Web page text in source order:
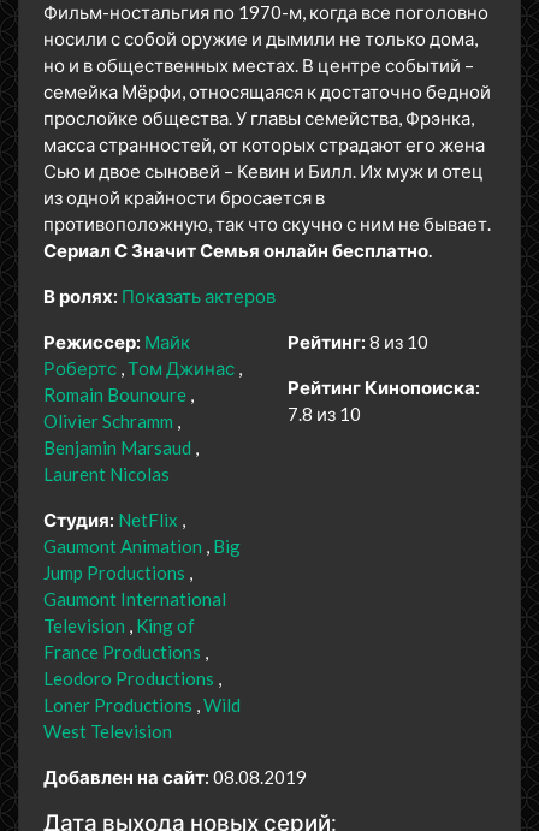
Фильм-ностальгия по 1970-м, когда все поголовно
носили с собой оружие и дымили не только дома,
но и в общественных местах. В центре событий –
семейка Мёрфи, относящаяся к достаточно бедной
прослойке общества. У главы семейства, Фрэнка,
масса странностей, от которых страдают его жена
Сью и двое сыновей – Кевин и Билл. Их муж и отец
из одной крайности бросается в
противоположную, так что скучно с ним не бывает.
Сериал С Значит Семья онлайн бесплатно.
В ролях: Показать актеров
Режиссер: Майк
Робертс Том Джинас
Romain Bounoure
Olivier Schramm
Benjamin Marsaud
Laurent Nicolas
Студия: NetFlix
Gaumont Animation
Big
Jump Productions
Gaumont International
Television
King of
France Productions
Leodoro Productions
Loner Productions Wild
West Television
Рейтинг: 8 из 10
Рейтинг Кинопоиска:
7.8 из 10
Добавлен на сайт: 08.08.2019
Дата выхода новых серий: